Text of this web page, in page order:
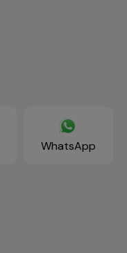
WhatsApp